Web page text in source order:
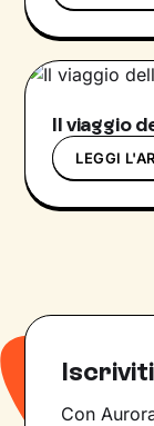
Il viaggio
LEGGI
Con